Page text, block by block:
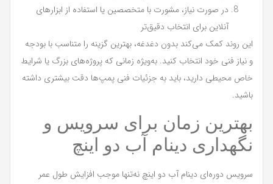
در صورت نیاز، مشورت با متخصصین یا استفاده از ابزارهای
آنلاین برای انتخاب دقیق‌تر
این روند کمک می‌کند بدون دغدغه، بهترین گزینه را متناسب با بودجه
و نیاز فنی خود انتخاب کنید. به‌ویژه زمانی که پروژه‌های بزرگ یا شرایط
خاص محیطی دارید، باید به جزئیات فنی پمپ‌ها دقت بیشتری داشته
باشید.
بهترین زمان برای سرویس و
نگهداری دینام آب دو اینچ
سرویس دوره‌ای دینام آب دو اینچ نه‌تنها موجب افزایش طول عمر